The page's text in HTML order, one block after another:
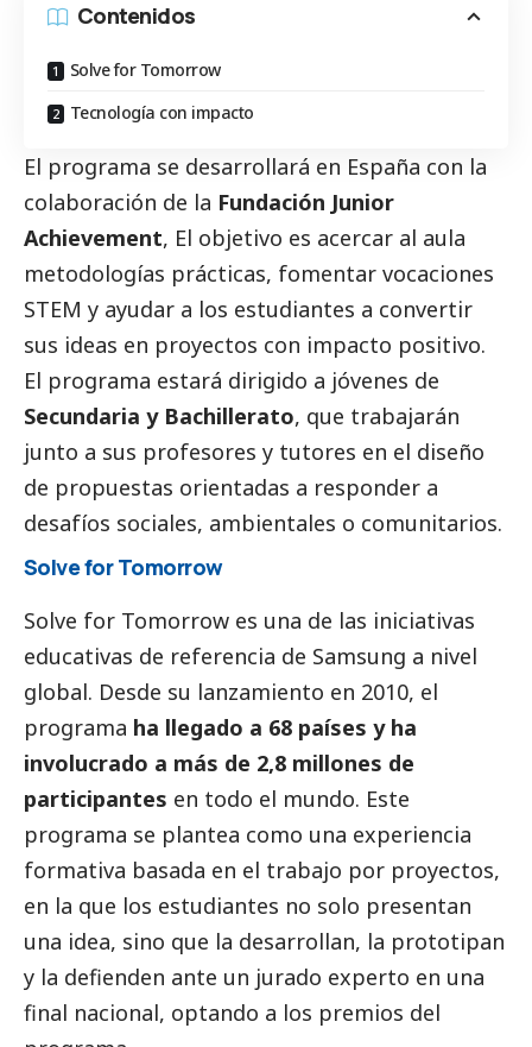
Contenidos
Solve for Tomorrow
Tecnología con impacto
El programa se desarrollará en España con la
colaboración de la Fundación Junior
Achievement, El objetivo es acercar al aula
metodologías prácticas, fomentar vocaciones
STEM y ayudar a los estudiantes a convertir
sus ideas en proyectos con impacto positivo.
El programa estará dirigido a jóvenes de
Secundaria y Bachillerato, que trabajarán
junto a sus profesores y tutores en el diseño
de propuestas orientadas a responder a
desafíos sociales, ambientales o comunitarios.
Solve for Tomorrow
Solve for Tomorrow es una de las iniciativas
educativas de referencia de Samsung a nivel
global. Desde su lanzamiento en 2010, el
programa ha llegado a 68 países y ha
involucrado a más de 2,8 millones de
participantes en todo el mundo. Este
programa se plantea como una experiencia
formativa basada en el trabajo por proyectos,
en la que los estudiantes no solo presentan
una idea, sino que la desarrollan, la prototipan
y la defienden ante un jurado experto en una
final nacional, optando a los premios del